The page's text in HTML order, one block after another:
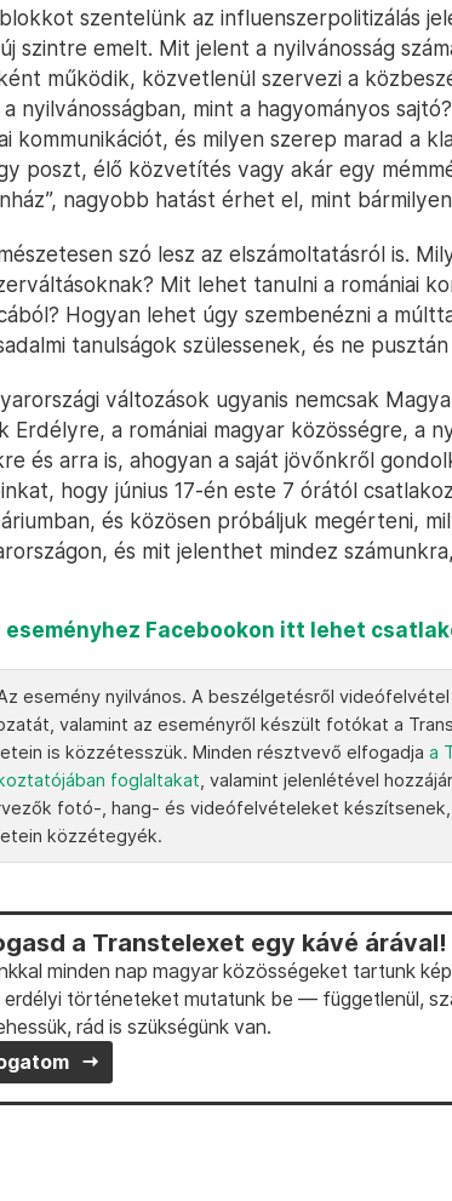
szentelünk az influenszerpolitizálás
szintre emelt. Mit jelent a nyilvánosság
működik, közvetlenül szervezi a
a nyilvánosságban, mint a hagyományos
kommunikációt, és milyen szerep marad a
poszt, élő közvetítés vagy akár egy
nagyobb hatást érhet el, mint
szó lesz az elszámoltatásról is.
Mit lehet tanulni a romániai
Hogyan lehet úgy szembenézni a
tanulságok szülessenek, és ne
változások ugyanis nemcsak
Erdélyre, a romániai magyar közösségre, a
és arra is, ahogyan a saját jövőnkről
hogy június 17-én este 7 órától
és közösen próbáljuk megérteni,
és mit jelenthet mindez
eseményhez Facebookon itt lehet
esemény nyilvános. A beszélgetésről
valamint az eseményről készült fotókat a
is közzétesszük. Minden résztvevő elfogadja a
foglaltakat , valamint jelenlétével
fotó-, hang- és videófelvételeket készítsenek,
közzétegyék.
a Transtelexet egy kávé árával!
minden nap magyar közösségeket tartunk
történeteket mutatunk be — függetlenül,
rád is szükségünk van.